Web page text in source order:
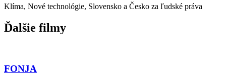
Klíma, Nové technológie, Slovensko a Česko za ľudské práva
Ďalšie filmy
FONJA